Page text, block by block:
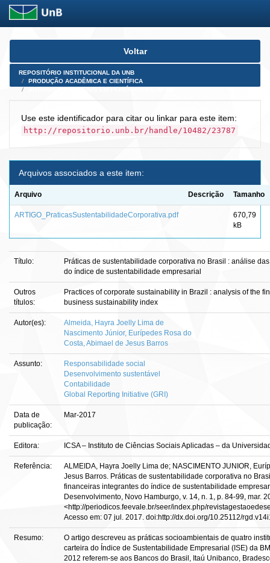
Skip
Voltar
REPOSITÓRIO INSTITUCIONAL DA UNB
PRODUÇÃO ACADÊMICA E CIENTÍFICA
Use este identificador para citar ou linkar para este item:
http://repositorio.unb.br/handle/10482/23787
Arquivos associados a este item:
Arquivo Descrição Tamanho
ARTIGO_PraticasSustentabilidadeCorporativa.pdf
670,79
kB
Título:
Práticas de sustentabilidade corporativa no Brasil : análise
do índice de sustentabilidade empresarial
Outros
títulos:
Practices of corporate sustainability in Brazil : analysis of the
business sustainability index
Autor(es):
Almeida, Hayra Joelly Lima de
Nascimento Júnior, Eurípedes Rosa do
Costa, Abimael de Jesus Barros
Assunto:
Responsabilidade social
Desenvolvimento sustentável
Contabilidade
Global Reporting Initiative (GRI)
Data de
publicação:
Mar-2017
Editora: ICSA – Instituto de Ciências Sociais Aplicadas – da
Referência:
ALMEIDA, Hayra Joelly Lima de; NASCIMENTO JUNIOR,
Jesus Barros. Práticas de sustentabilidade corporativa no
financeiras integrantes do índice de sustentabilidade
Desenvolvimento, Novo Hamburgo, v. 14, n. 1, p. 84-99, mar.
<http://periodicos.feevale.br/seer/index.php/
Acesso em: 07 jul. 2017. doi:http://dx.doi.org/10.25112/
Resumo:
O artigo descreveu as práticas socioambientais de quatro
carteira do Índice de Sustentabilidade Empresarial (ISE) da
2012 referem-se aos Bancos do Brasil, Itaú Unibanco,